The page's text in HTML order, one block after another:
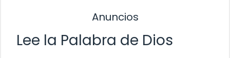
Anuncios
Lee la Palabra de Dios